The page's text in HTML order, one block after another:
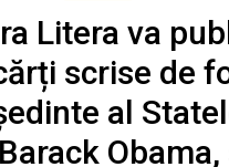
Litera va
scrise de
al
Obama,